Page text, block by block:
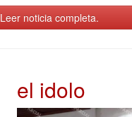
Leer noticia completa.
el idolo